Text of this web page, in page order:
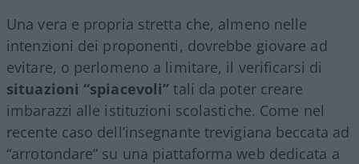
Una vera e propria stretta che, almeno nelle
intenzioni dei proponenti, dovrebbe giovare ad
evitare, o perlomeno a limitare, il verificarsi di
situazioni “spiacevoli” tali da poter creare
imbarazzi alle istituzioni scolastiche. Come nel
recente caso dell’insegnante trevigiana beccata ad
“arrotondare” su una piattaforma web dedicata a